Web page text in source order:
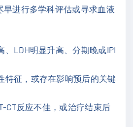
早进行多学科评估或寻求血液
、LDH明显升高、分期晚或IPI
特征，或存在影响预后的关键
CT反应不佳，或治疗结束后